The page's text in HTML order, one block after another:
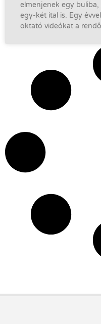
elmenjenek egy
egy-két ital is. Egy
oktató videókat a